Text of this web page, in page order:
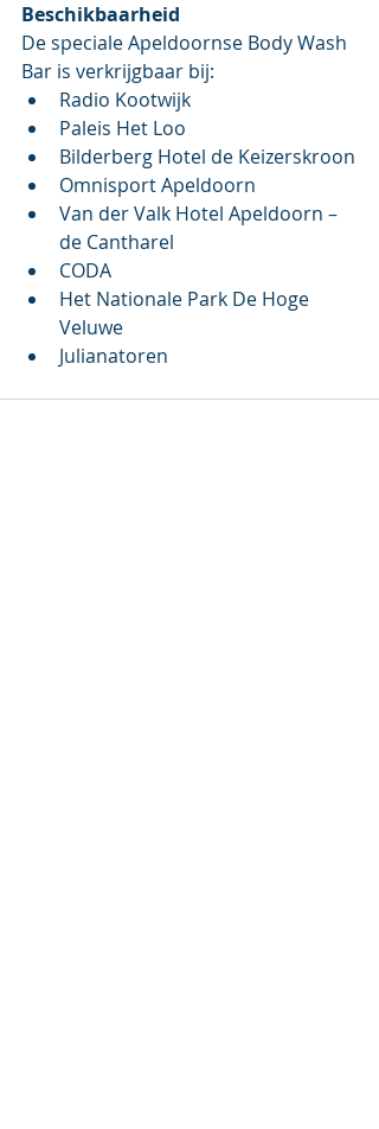
Beschikbaarheid
De speciale Apeldoornse Body Wash
Bar is verkrijgbaar bij:
Radio Kootwijk
Paleis Het Loo
Bilderberg Hotel de Keizerskroon
Omnisport Apeldoorn
Van der Valk Hotel Apeldoorn –
de Cantharel
CODA
Het Nationale Park De Hoge
Veluwe
Julianatoren